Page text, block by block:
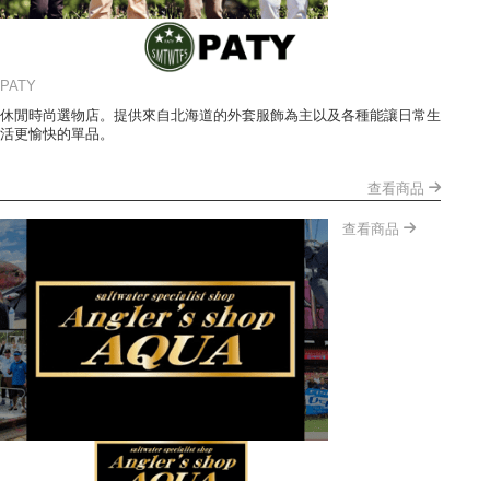
PATY
休閒時尚選物店。提供來自北海道的外套服飾為主以及各種能讓日常生
活更愉快的單品。
查看商品
查看商品